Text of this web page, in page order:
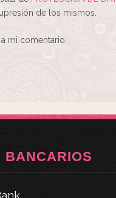
de los mismos.
mi comentario.
BANCARIOS